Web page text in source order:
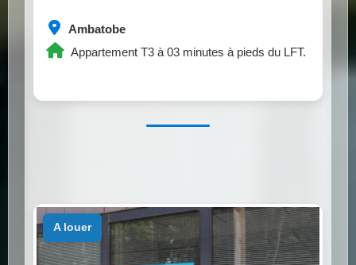
Ambatobe
Appartement T3 à 03 minutes à pieds du LFT.
a louer